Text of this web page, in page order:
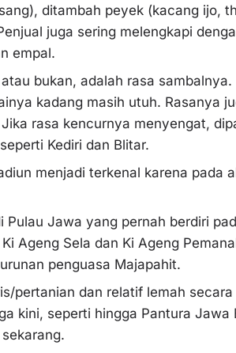
ditambah peyek (kacang ijo,
juga sering melengkapi
empal.
bukan, adalah rasa sambalnya.
kadang masih utuh. Rasanya
rasa kencurnya menyengat,
Kediri dan Blitar.
menjadi terkenal karena pada
Jawa yang pernah berdiri
Ageng Sela dan Ki Ageng
penguasa Majapahit.
pertanian dan relatif lemah
kini, seperti hingga Pantura Jawa